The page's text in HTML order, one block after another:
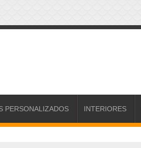
PERSONALIZADOS INTERIORES